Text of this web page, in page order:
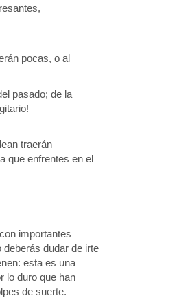
pocas, o al
pasado; de la
traerán
que enfrentes en el
importantes
dudar de irte
esta es una
lo duro que han
de suerte.